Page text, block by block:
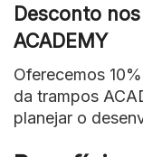
Desconto
ACADEMY
Oferecemos
da trampos
planejar o